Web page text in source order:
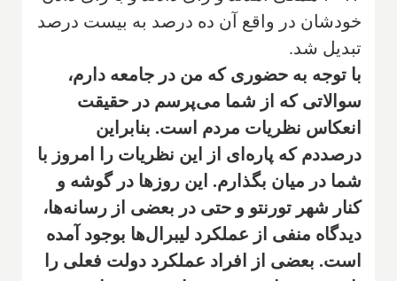
خودشان در واقع آن ده درصد به بیست درصد
تبدیل شد.
با توجه به حضوری که من در جامعه دارم،
سوالاتی که از شما می‌پرسم در حقیقت
انعکاس نظریات مردم است. بنابراین
درصددم که پاره‌ای از این نظریات را امروز با
شما در میان بگذارم. این روزها در گوشه و
کنار شهر تورنتو و حتی در بعضی از رسانه‌ها،
دیدگاه منفی از عملکرد لیبرال‌ها بوجود آمده
است. بعضی از افراد عملکرد دولت فعلی را